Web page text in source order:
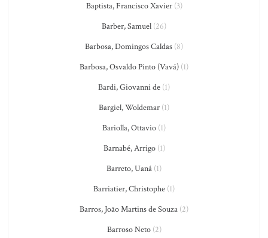
Baptista, Francisco Xavier(3)
Barber, Samuel (26)
Barbosa, Domingos Caldas (8)
Barbosa, Osvaldo Pinto (Vavá) (1)
Bardi, Giovanni de (1)
Bargiel, Woldemar (1)
Bariolla, Ottavio (1)
Barnabé, Arrigo(1)
Barreto, Uaná (1)
Barriatier, Christophe (1)
Barros, João Martins de Souza (2)
Barroso Neto(2)